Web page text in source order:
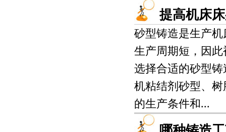
提高机床
砂型铸造是生产
生产周期短，因
选择合适的砂型
机粘结剂砂型、
的生产条件和...